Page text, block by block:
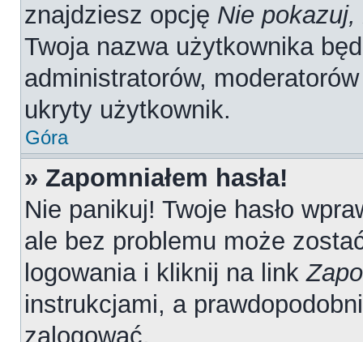
znajdziesz opcję Nie
Twoja nazwa użytkownika
administratorów,
ukryty użytkownik.
Góra
» Zapomniałem hasła!
Nie panikuj! Twoje hasło
ale bez problemu może
logowania i kliknij na link
instrukcjami, a
zalogować.